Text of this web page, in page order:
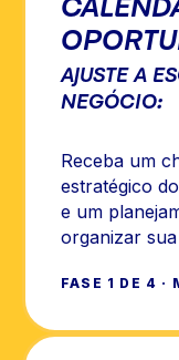
AJUSTE A
NEGÓCIO:
Receba um
estratégico
e um
organizar
FASE 1 DE 4 ·